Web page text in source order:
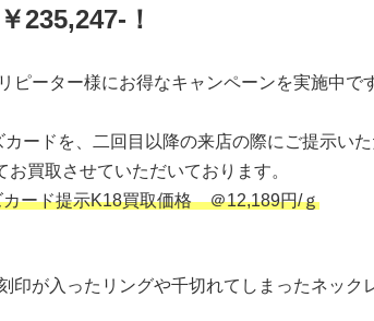
￥235,247-！
ピーター様にお得なキャンペーンを実施中で
ードを、二回目以降の来店の際にご提示いた
お買取させていただいております。
ード提示K18買取価格 ＠12,189円/ｇ
印が入ったリングや千切れてしまったネック